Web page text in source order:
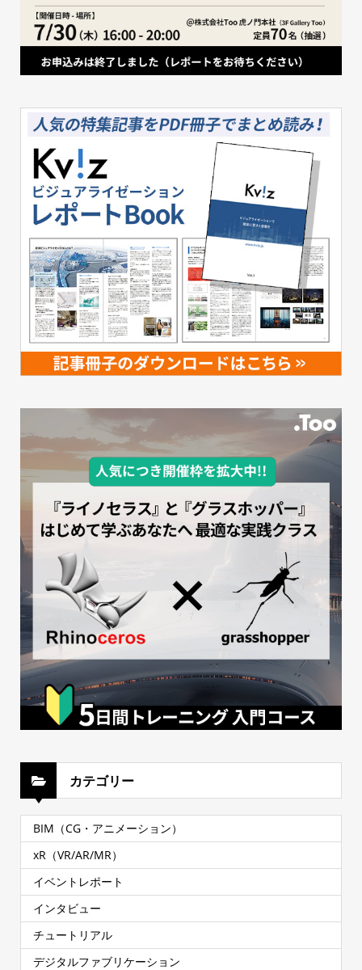
カテゴリー
BIM（CG・アニメーション）
xR（VR/AR/MR）
イベントレポート
インタビュー
チュートリアル
デジタルファブリケーション